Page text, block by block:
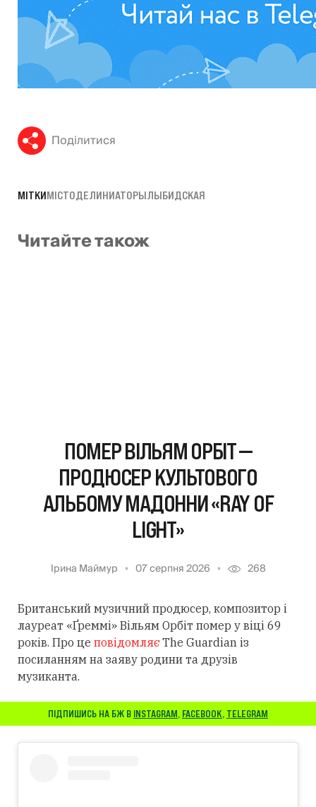
Поділитися
МІТКИМІСТОДЕЛИНИАТОРЫЛЫБИДСКАЯ
Читайте також
ПОМЕР ВІЛЬЯМ ОРБІТ —
ПРОДЮСЕР КУЛЬТОВОГО
АЛЬБОМУ МАДОННИ «RAY OF
LIGHT»
Ірина Маймур 07 серпня 2026 268
Британський музичний продюсер, композитор і
лауреат «Ґреммі» Вільям Орбіт помер у віці 69
років. Про це повідомляєThe Guardian із
посиланням на заяву родини та друзів
музиканта.
ПІДПИШИСЬ НА БЖ В INSTAGRAM, FACEBOOK, TELEGRAM